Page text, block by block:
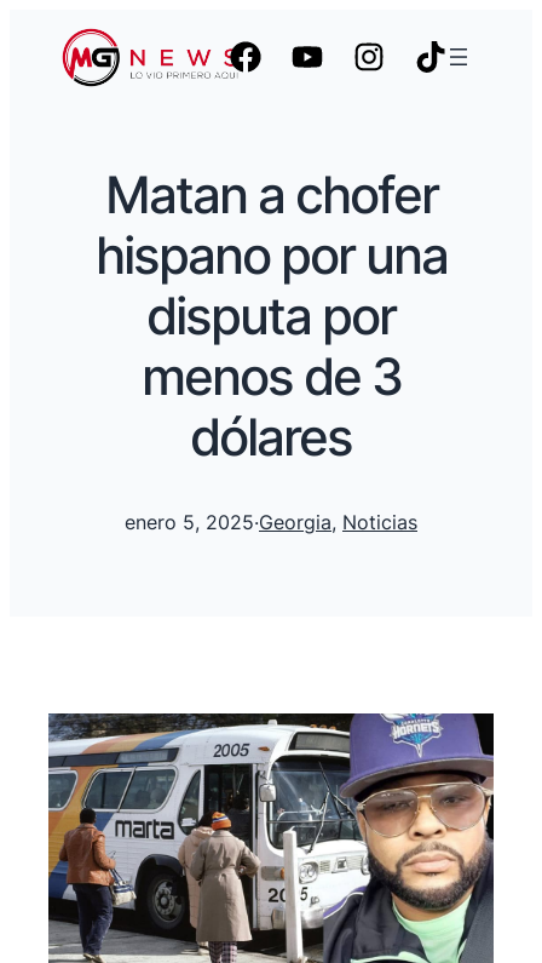
Matan a chofer
hispano por una
disputa por
menos de 3
dólares
enero 5, 2025·Georgia, Noticias